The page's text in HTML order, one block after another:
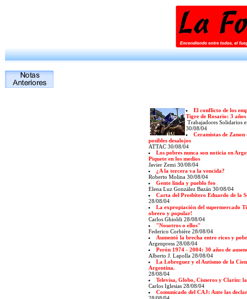
El conflicto de los
Tigre de Rosario: 3 años
Trabajadores Solidarios
30/08/04
Ceramistas de
posibles desalojos
ATTAC 30/08/04
Los pobres nunca son noticia en
Piquete en los medios
Javier Zemi 30/08/04
¿A la tercera va la vencida?
Roberto Molina 30/08/04
Gente linda y pueblo feo
Elena Luz González Bazán 30/08/04
Carta del Presbítero Eduardo de la
28/08/04
La expropiación del supermercado
obrero y popular!
Carlos Ghioldi 28/08/04
"Nosotros o ellos"
Federico Corbière 28/08/04
Aumentó la brecha entre ricos y
Argenpress 28/08/04
Perón 1974 - 2004: 30 años de
Alberto J. Lapolla 28/08/04
La Lobreguez y el Autismo de la
Argentina.
28/08/04
Televisa, Globo, Cisneros y Clarín:
Carlos Iglesias 28/08/04
Comunicado del CAJ: Ante las